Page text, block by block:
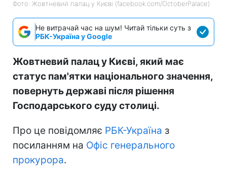
Фото: Жовтневий палац у Києві (facebook.com/OctoberPalace)
Не витрачай час на шум! Читай тільки суть з
РБК-Україна у Google
Жовтневий палац у Києві, який має
статус пам'ятки національного значення,
повернуть державі після рішення
Господарського суду столиці.
Про це повідомляє РБК-Україна з
посиланням на Офіс генерального
прокурора.